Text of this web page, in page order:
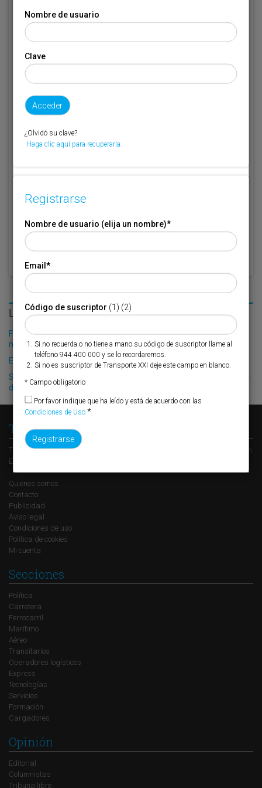
Nombre de usuario (elija un nombre)
Email
Si no recuerda o no tiene a mano su código de suscriptor llame al
teléfono 944 400 000 y se lo recordaremos.
Por favor indique que ha leído y está de acuerdo con las
LO MÁS LEÍDO
Fribasa refuerza su logística con la puesta en marcha de una
nueva base en Vizcaya
El Puerto de Valencia crecerá en oferta ro-pax
Siport21 presenta dos nuevos proyectos durante el 49º Congreso
de Ingeniería Naval e Industria Marítima
Transporte XXI
Transporte XXI es el periódico de referencia del transporte y la logística en
España, perteneciente al Grupo XXI de Comunicación Empresarial.
Quienes somos
Contacto
Publicidad
Aviso legal
Condiciones de uso
Política de cookies
Mi cuenta
Secciones
Política
Carretera
Ferrocarril
Marítimo
Aéreo
Transitarios
Operadores logísticos
Express
Tecnologías
Servicios
Formación
Cargadores
Opinión
Editorial
Columnistas
Tribuna libre
Nombre de usuario
Clave
¿Olvidó su clave?
Haga clic aquí para recuperarla.
Registrarse
Nombre de usuario (elija un nombre)*
Email*
Código de suscriptor (1) (2)
Si no recuerda o no tiene a mano su código de suscriptor llame al
teléfono 944 400 000 y se lo recordaremos.
Si no es suscriptor de Transporte XXI deje este campo en blanco.
* Campo obligatorio
Por favor indique que ha leído y está de acuerdo con las
Condiciones de Uso *